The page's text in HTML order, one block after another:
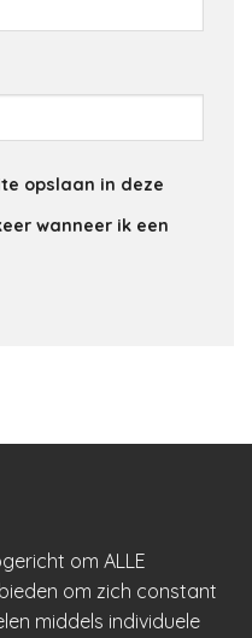
opslaan in deze
wanneer ik een
om ALLE
om zich constant
middels individuele